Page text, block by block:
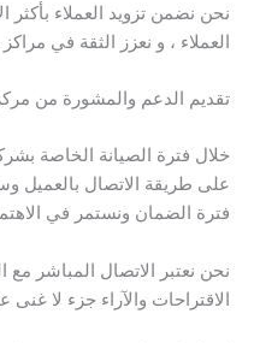
نحن نضمن تزويد العملاء بأكثر
العملاء ، و نعزز الثقة في
تقديم الدعم والمشورة من
خلال فترة الصيانة الخاصة
على طريقة الاتصال بالعميل
فترة الضمان ونستمر في
نحن نعتبر الاتصال المباشر مع
الاقتراحات والآراء جزء لا